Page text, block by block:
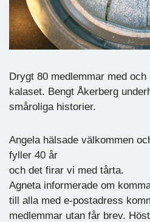
Drygt 80 medlemmar med
kalaset. Bengt Åkerberg
småroliga historier.
Angela hälsade välkommen
fyller 40 år
och det firar vi med tårta.
Agneta informerade om
till alla med e-postadress
medlemmar utan får brev.